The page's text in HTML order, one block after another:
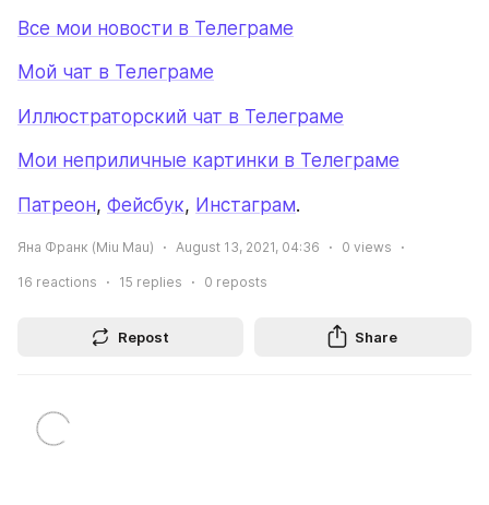
Все мои новости в Телеграме
Мой чат в Телеграме
Иллюстраторский чат в Телеграме
Мои неприличные картинки в Телеграме
Патреон, Фейсбук, Инстаграм.
Яна Франк (Miu Mau) August 13, 2021, 04:36 0 views
16 reactions 15 replies 0 reposts
Repost Share